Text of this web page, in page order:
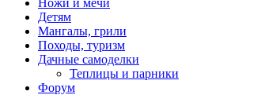
Ножи и мечи
Детям
Мангалы, грили
Походы, туризм
Дачные самоделки
Теплицы и парники
Форум